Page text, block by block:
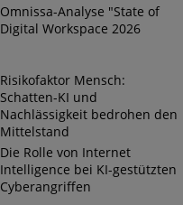
Omnissa-Analyse "State of
Digital Workspace 2026
Risikofaktor Mensch:
Schatten-KI und
Nachlässigkeit bedrohen den
Mittelstand
Die Rolle von Internet
Intelligence bei KI-gestützten
Cyberangriffen